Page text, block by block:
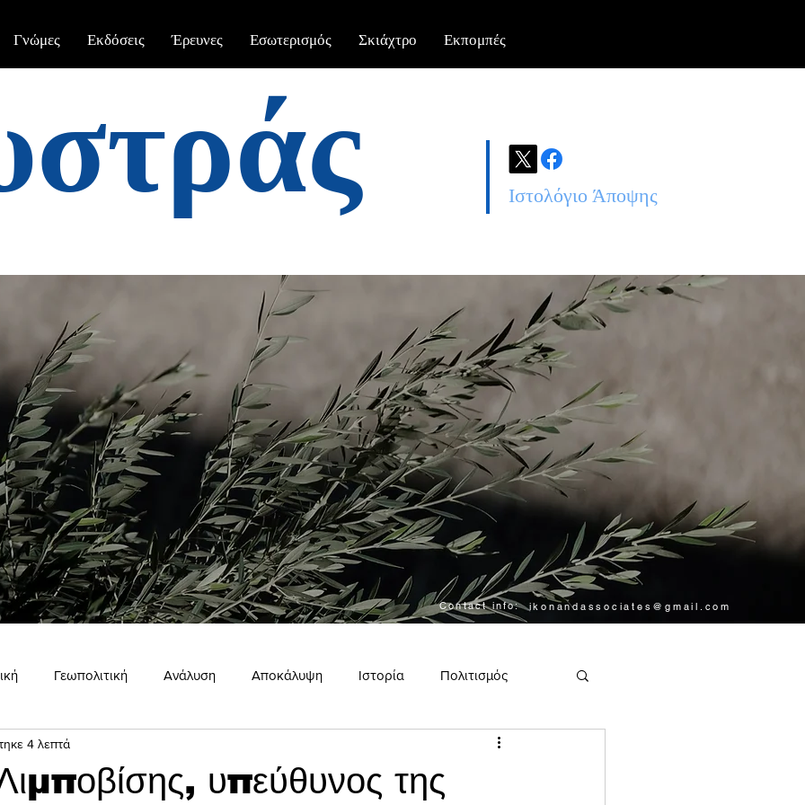
Γνώμες Εκδόσεις Έρευνες Εσωτερισμός Σκιάχτρο Εκπομπές
Ιστολόγιο Άποψης
ikonandassociates@gmail.com
Contact info:
Γεωπολιτική Ανάλυση Αποκάλυψη Ιστορία Πολιτισμός
Εσωτερισμός
υπεύθυνος της
4 λεπτά